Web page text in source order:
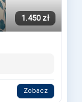
1.450 zł
Zobacz